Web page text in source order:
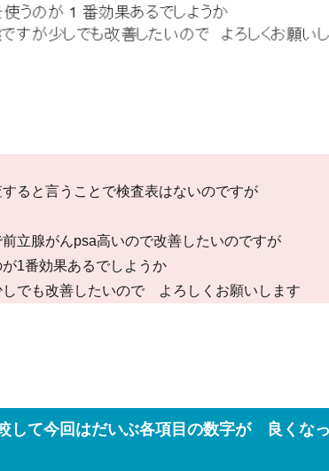
ると言うことで検査表はないのですが
立腺がんpsa高いので改善したいのですが
1番効果あるでしようか
でも改善したいので よろしくお願いします
して今回はだいぶ各項目の数字が 良くなっ